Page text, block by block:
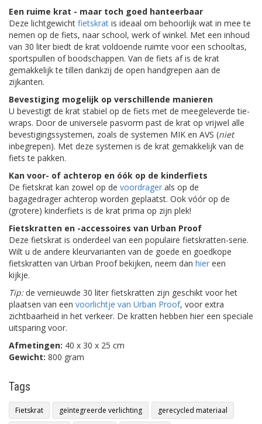
Een ruime krat - maar toch goed hanteerbaar
Deze lichtgewicht fietskrat is ideaal om behoorlijk wat in mee te
nemen op de fiets, naar school, werk of winkel. Met een inhoud
van 30 liter biedt de krat voldoende ruimte voor een schooltas,
sportspullen of boodschappen. Van de fiets af is de krat
gemakkelijk te tillen dankzij de open handgrepen aan de
zijkanten.
Bevestiging mogelijk op verschillende manieren
U bevestigt de krat stabiel op de fiets met de meegeleverde tie-
wraps. Door de universele pasvorm past de krat op vrijwel alle
bevestigingssystemen, zoals de systemen MIK en AVS (niet
inbegrepen). Met deze systemen is de krat gemakkelijk van de
fiets te pakken.
Kan voor- of achterop en óók op de kinderfiets
De fietskrat kan zowel op de voordrager als op de
bagagedrager achterop worden geplaatst. Ook vóór op de
(grotere) kinderfiets is de krat prima op zijn plek!
Fietskratten en -accessoires van Urban Proof
Deze fietskrat is onderdeel van een populaire fietskratten-serie.
Wilt u de andere kleurvarianten van de goede en goedkope
fietskratten van Urban Proof bekijken, neem dan hier een
kijkje.
Tip:de vernieuwde 30 liter fietskratten zijn geschikt voor het
plaatsen van een voorlichtje van Urban Proof, voor extra
zichtbaarheid in het verkeer. De kratten hebben hier een speciale
uitsparing voor.
Afmetingen: 40 x 30 x 25 cm
Gewicht: 800 gram
Tags
Fietskrat geïntegreerde verlichting gerecycled materiaal